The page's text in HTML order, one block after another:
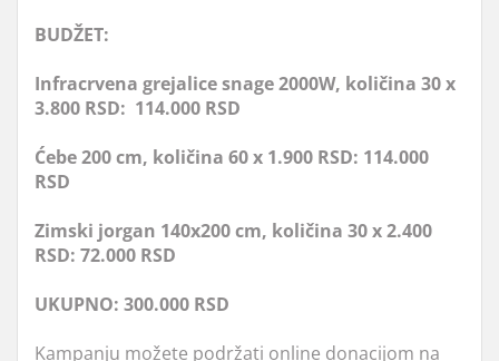
BUDŽET:
Infracrvena grejalice snage 2000W, količina 30 x
3.800 RSD: 114.000 RSD
Ćebe 200 cm, količina 60 x 1.900 RSD: 114.000
RSD
Zimski jorgan 140x200 cm, količina 30 x 2.400
RSD: 72.000 RSD
UKUPNO: 300.000 RSD
Kampanju možete podržati online donacijom na